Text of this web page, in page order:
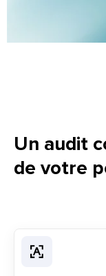
Un audit
de votre